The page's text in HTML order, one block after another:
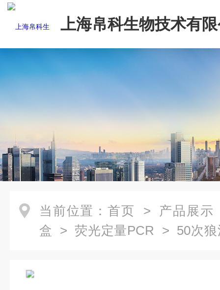
上海帛科生物技术有
当前位置： 首页 > 产品展示
盒 > 荧光定量PCR > 50次狼